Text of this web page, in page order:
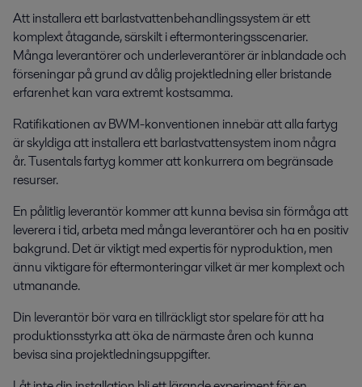
Att installera ett barlastvattenbehandlingssystem är ett
komplext åtagande, särskilt i eftermonteringsscenarier.
Många leverantörer och underleverantörer är inblandade och
förseningar på grund av dålig projektledning eller bristande
erfarenhet kan vara extremt kostsamma.
Ratifikationen av BWM-konventionen innebär att alla fartyg
är skyldiga att installera ett barlastvattensystem inom några
år. Tusentals fartyg kommer att konkurrera om begränsade
resurser.
En pålitlig leverantör kommer att kunna bevisa sin förmåga att
leverera i tid, arbeta med många leverantörer och ha en positiv
bakgrund. Det är viktigt med expertis för nyproduktion, men
ännu viktigare för eftermonteringar vilket är mer komplext och
utmanande.
Din leverantör bör vara en tillräckligt stor spelare för att ha
produktionsstyrka att öka de närmaste åren och kunna
bevisa sina projektledningsuppgifter.